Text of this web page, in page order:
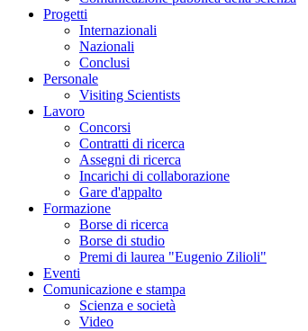
Progetti
Internazionali
Nazionali
Conclusi
Personale
Visiting Scientists
Lavoro
Concorsi
Contratti di ricerca
Assegni di ricerca
Incarichi di collaborazione
Gare d'appalto
Formazione
Borse di ricerca
Borse di studio
Premi di laurea "Eugenio Zilioli"
Eventi
Comunicazione e stampa
Scienza e società
Video